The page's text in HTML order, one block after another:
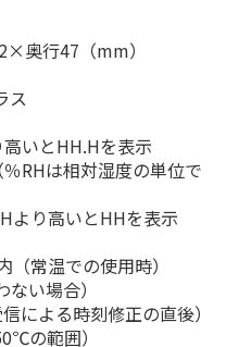
奥行47（mm）
ス
いとHH.Hを表示
RHは相対湿度の単位で
より高いとHHを表示
常温での使用時）
い場合）
よる時刻修正の直後）
の範囲）